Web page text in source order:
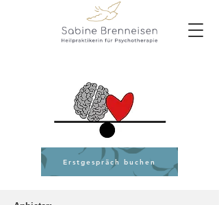
Erstgespräch buchen
Impressum